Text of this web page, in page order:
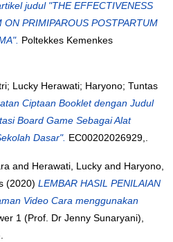
judul "THE EFFECTIVENESS
ON PRIMIPAROUS POSTPARTUM
Poltekkes Kemenkes
Lucky Herawati; Haryono; Tuntas
Ciptaan Booklet dengan Judul
Board Game Sebagai Alat
Dasar". EC00202026929,.
and Herawati, Lucky and Haryono,
(2020) LEMBAR HASIL PENILAIAN
Video Cara menggunakan
1 (Prof. Dr Jenny Sunaryani),